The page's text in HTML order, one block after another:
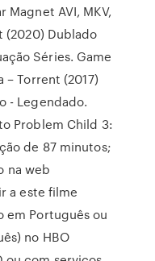
Magnet AVI, MKV,
(2020) Dublado
Séries. Game
– Torrent (2017)
- Legendado.
Problem Child 3:
de 87 minutos;
na web
a este filme
Português ou
no HBO